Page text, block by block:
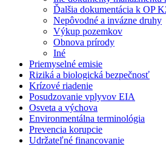
Ďalšia dokumentácia k OP
Nepôvodné a invázne druhy
Výkup pozemkov
Obnova prírody
Iné
Priemyselné emisie
Riziká a biologická bezpečnosť
Krízové riadenie
Posudzovanie vplyvov EIA
Osveta a výchova
Environmentálna terminológia
Prevencia korupcie
Udržateľné financovanie